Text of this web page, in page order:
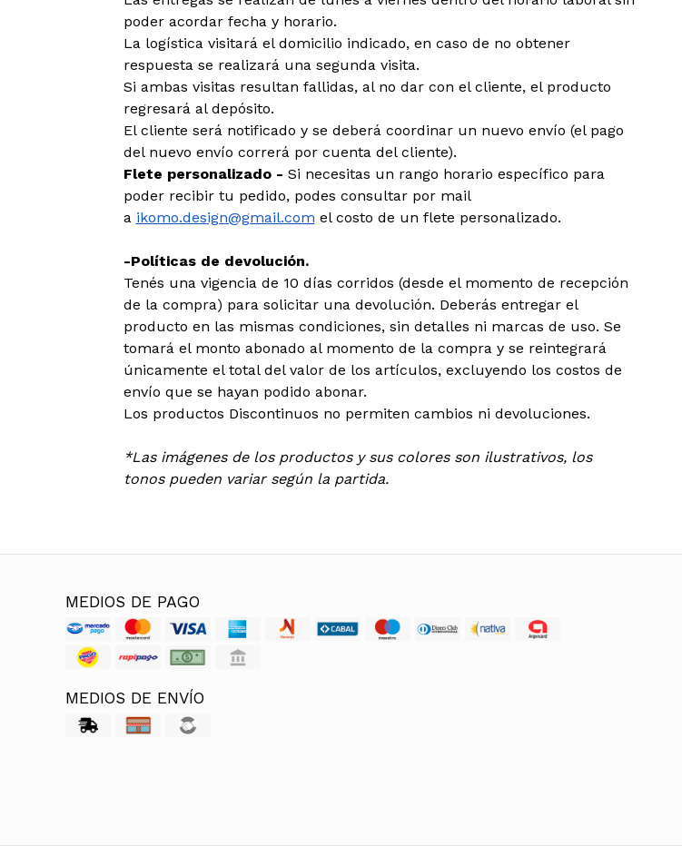
poder acordar fecha y horario.
La logística visitará el domicilio indicado, en caso de no obtener
respuesta se realizará una segunda visita.
Si ambas visitas resultan fallidas, al no dar con el cliente, el producto
regresará al depósito.
El cliente será notificado y se deberá coordinar un nuevo envío (el pago
del nuevo envío correrá por cuenta del cliente).
Flete personalizado - Si necesitas un rango horario específico para
poder recibir tu pedido, podes consultar por mail
a ikomo.design@gmail.com el costo de un flete personalizado.
-Políticas de devolución.
Tenés una vigencia de 10 días corridos (desde el momento de recepción
de la compra) para solicitar una devolución. Deberás entregar el
producto en las mismas condiciones, sin detalles ni marcas de uso. Se
tomará el monto abonado al momento de la compra y se reintegrará
únicamente el total del valor de los artículos, excluyendo los costos de
envío que se hayan podido abonar.
Los productos Discontinuos no permiten cambios ni devoluciones.
*Las imágenes de los productos y sus colores son ilustrativos, los
tonos pueden variar según la partida.
MEDIOS DE PAGO
MEDIOS DE ENVÍO